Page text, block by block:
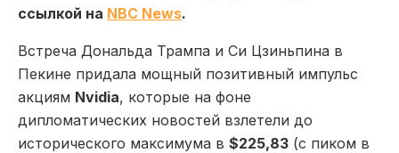
ссылкой на NBC News.
Встреча Дональда Трампа и Си Цзиньпина в
Пекине придала мощный позитивный импульс
акциям Nvidia, которые на фоне
дипломатических новостей взлетели до
исторического максимума в $225,83 (с пиком в